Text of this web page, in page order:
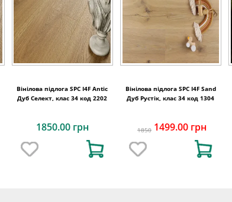
Вінілова підлога SPC I4F Antic
Дуб Cелект, клас 34 код 2202
1850.00 грн
Вінілова підлога SPC I4F Sand
Дуб Рустік, клас 34 код 1304
1850 1499.00 грн